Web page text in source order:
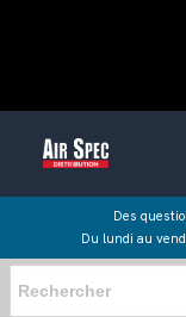
Des
Du lundi au